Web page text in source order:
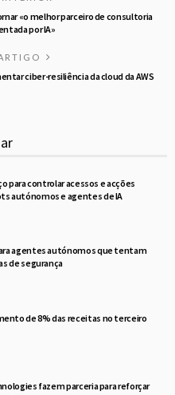
«o melhor parceiro de consultoria
por IA»
ciber-resiliência da cloud da AWS
para controlar acessos e acções
autónomos e agentes de IA
agentes autónomos que tentam
de segurança
de 8% das receitas no terceiro
fazem parceria para reforçar